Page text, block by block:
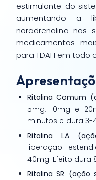
estimulante do
aumentando a
noradrenalina nas
medicamentos
para TDAH em todo
Ritalina Comum
5mg, 10mg e
minutos e dura 3-
Ritalina LA
liberação
40mg. Efeito dura
Ritalina SR (ação